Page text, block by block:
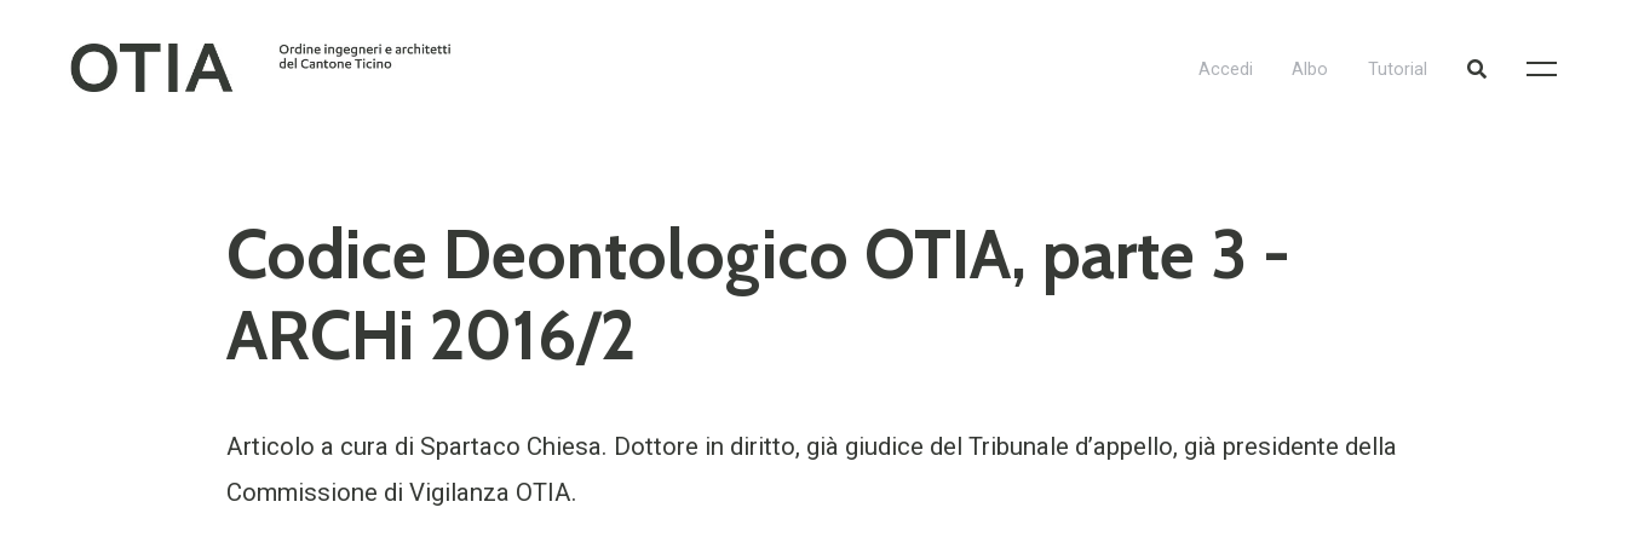
Accedi Albo Tutorial
Codice Deontologico OTIA, parte 3 -
ARCHi 2016/2
Articolo a cura di Spartaco Chiesa. Dottore in diritto, già giudice del Tribunale d’appello, già presidente della
Commissione di Vigilanza OTIA.